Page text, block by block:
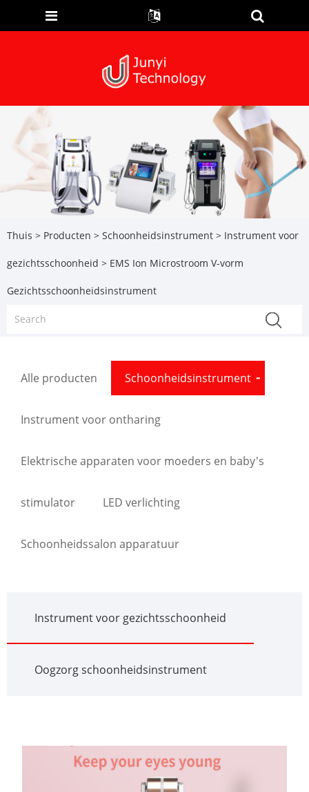
Thuis > Producten > Schoonheidsinstrument > Instrument voor
gezichtsschoonheid > EMS Ion Microstroom V-vorm
Gezichtsschoonheidsinstrument
Alle producten Schoonheidsinstrument
Instrument voor ontharing
Elektrische apparaten voor moeders en baby's
stimulator LED verlichting
Schoonheidssalon apparatuur
Instrument voor gezichtsschoonheid
Oogzorg schoonheidsinstrument